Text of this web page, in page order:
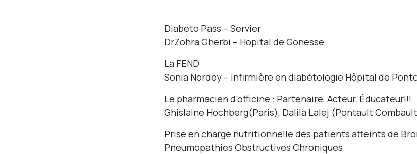
Diabeto Pass – Servier
DrZohra Gherbi – Hopital de Gonesse
La FEND
Sonia Nordey – Infirmière en diabétologie Hôpital de
Le pharmacien d’officine : Partenaire, Acteur, Éducateur!!!
Ghislaine Hochberg(Paris), Dalila Lalej (Pontault
Prise en charge nutritionnelle des patients atteints de
Pneumopathies Obstructives Chroniques